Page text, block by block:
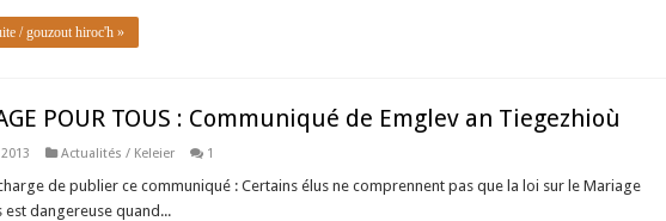
/ gouzout hiroc'h »
POUR TOUS : Communiqué de Emglev an Tiegezhioù
Actualités / Keleier 1
de publier ce communiqué : Certains élus ne comprennent pas que la loi sur le Mariage
dangereuse quand...